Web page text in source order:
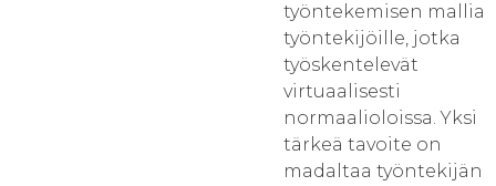
työntekemisen mallia
työntekijöille, jotka
työskentelevät
virtuaalisesti
normaalioloissa. Yksi
tärkeä tavoite on
madaltaa työntekijän